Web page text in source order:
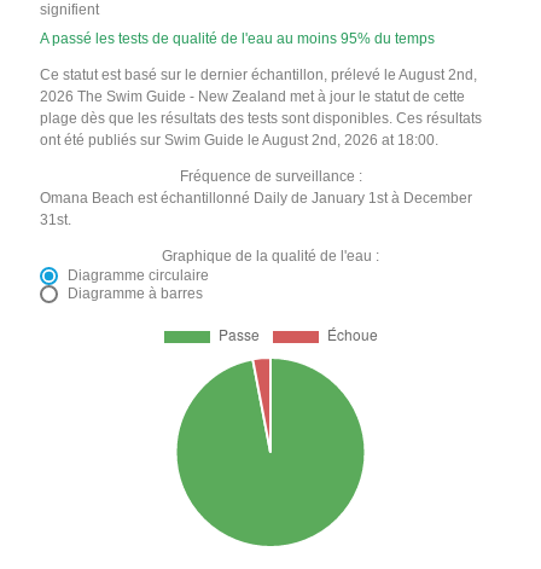
signifient
A passé les tests de qualité de l'eau au moins 95% du temps
Ce statut est basé sur le dernier échantillon, prélevé le August 2nd,
2026 The Swim Guide - New Zealand met à jour le statut de cette
plage dès que les résultats des tests sont disponibles. Ces résultats
ont été publiés sur Swim Guide le August 2nd, 2026 at 18:00.
Fréquence de surveillance :
Omana Beach est échantillonné Daily de January 1st à December
31st.
Graphique de la qualité de l'eau :
Diagramme circulaire
Diagramme à barres